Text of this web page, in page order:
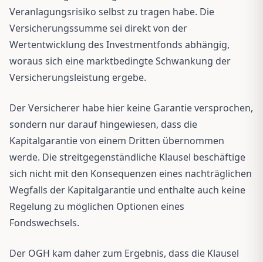
Veranlagungsrisiko selbst zu tragen habe. Die
Versicherungssumme sei direkt von der
Wertentwicklung des Investmentfonds abhängig,
woraus sich eine marktbedingte Schwankung der
Versicherungsleistung ergebe.
Der Versicherer habe hier keine Garantie versprochen,
sondern nur darauf hingewiesen, dass die
Kapitalgarantie von einem Dritten übernommen
werde. Die streitgegenständliche Klausel beschäftige
sich nicht mit den Konsequenzen eines nachträglichen
Wegfalls der Kapitalgarantie und enthalte auch keine
Regelung zu möglichen Optionen eines
Fondswechsels.
Der OGH kam daher zum Ergebnis, dass die Klausel